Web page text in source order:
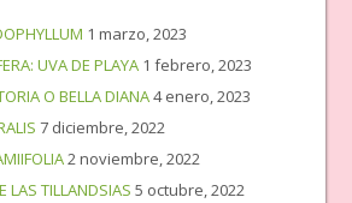
1 marzo, 2023
UVA DE PLAYA 1 febrero, 2023
O BELLA DIANA4 enero, 2023
7 diciembre, 2022
2 noviembre, 2022
LAS TILLANDSIAS 5 octubre, 2022